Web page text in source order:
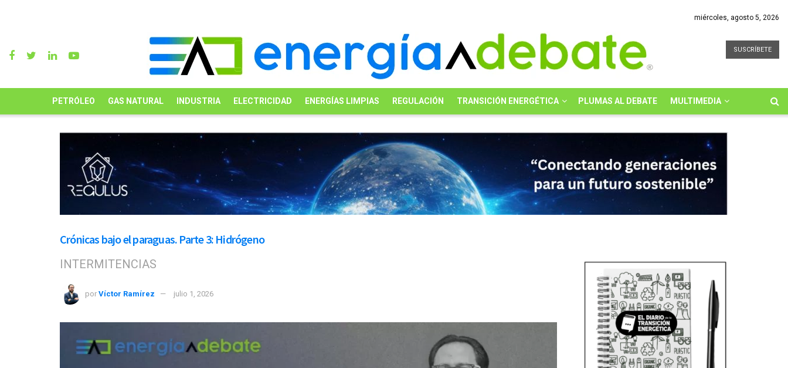
miércoles, agosto 5, 2026
SUSCRÍBETE
PETRÓLEO GAS NATURAL INDUSTRIA ELECTRICIDAD ENERGÍAS LIMPIAS REGULACIÓN TRANSICIÓN ENERGÉTICA PLUMAS AL DEBATE MULTIMEDIA
Crónicas bajo el paraguas. Parte 3: Hidrógeno
INTERMITENCIAS
por Víctor Ramírez julio 1, 2026